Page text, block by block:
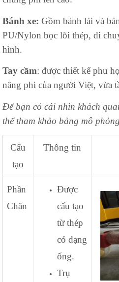
Bánh xe: Gồm bánh lái và
PU/Nylon bọc lõi thép, di
hình.
Tay cầm: được thiết kế phu
nâng phi của người Việt, vừa
Để bạn có cái nhìn khách
thể tham khảo bảng mô
Cấu
tạo
Thông tin
Phần
Chân
Được
cấu tạo
từ thép
có dạng
ống.
Trụ